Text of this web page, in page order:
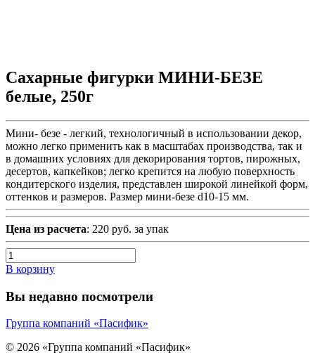
Сахарные фигурки МИНИ-БЕЗЕ
белые, 250г
Мини- безе - легкий, технологичный в использовании декор,
можно легко применить как в масштабах производства, так и
в домашних условиях для декорирования тортов, пирожных,
десертов, капкейков; легко крепится на любую поверхность
кондитерского изделия, представлен широкой линейкой форм,
оттенков и размеров. Размер мини-безе d10-15 мм.
Цена из расчета: 220 руб. за упак
В корзину
Вы недавно посмотрели
Группа компаний «Пасифик»
© 2026 «Группа компаний «Пасифик»